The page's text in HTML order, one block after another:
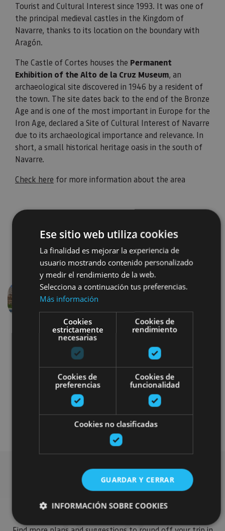
Tourist and Cultural Interest since 1993. It was one of
the principal medieval castles in the Kingdom of
Navarre, thanks to its location on the boundary with
Aragón.
The Castle of Cortes houses the Permanent
Exhibition of the Alto de la Cruz Museum, an
archaeological site discovered in 1946 by a resident of
the town. The site dates back to the end of the Bronze
Age and is one of the most important in Europe for the
Iron Age, declared a Site of Cultural Interest of Navarre
due to its archaeological importance and relevance. In
short, a small historical heritage oasis in the south of
Navarre.
Check here for more information about the area
Previous
Castillos y fortalezas
Visitas guiadas
Find more plans
Ese sitio web utiliza cookies
La finalidad es mejorar la experiencia de
usuario mostrando contenido personalizado
y medir el rendimiento de la web.
Selecciona a continuación tus preferencias.
Más información
Cookies
estrictamente
necesarias
Cookies de
rendimiento
Cookies de
preferencias
Cookies de
funcionalidad
Cookies no clasificadas
GUARDAR Y CERRAR
INFORMACIÓN SOBRE COOKIES